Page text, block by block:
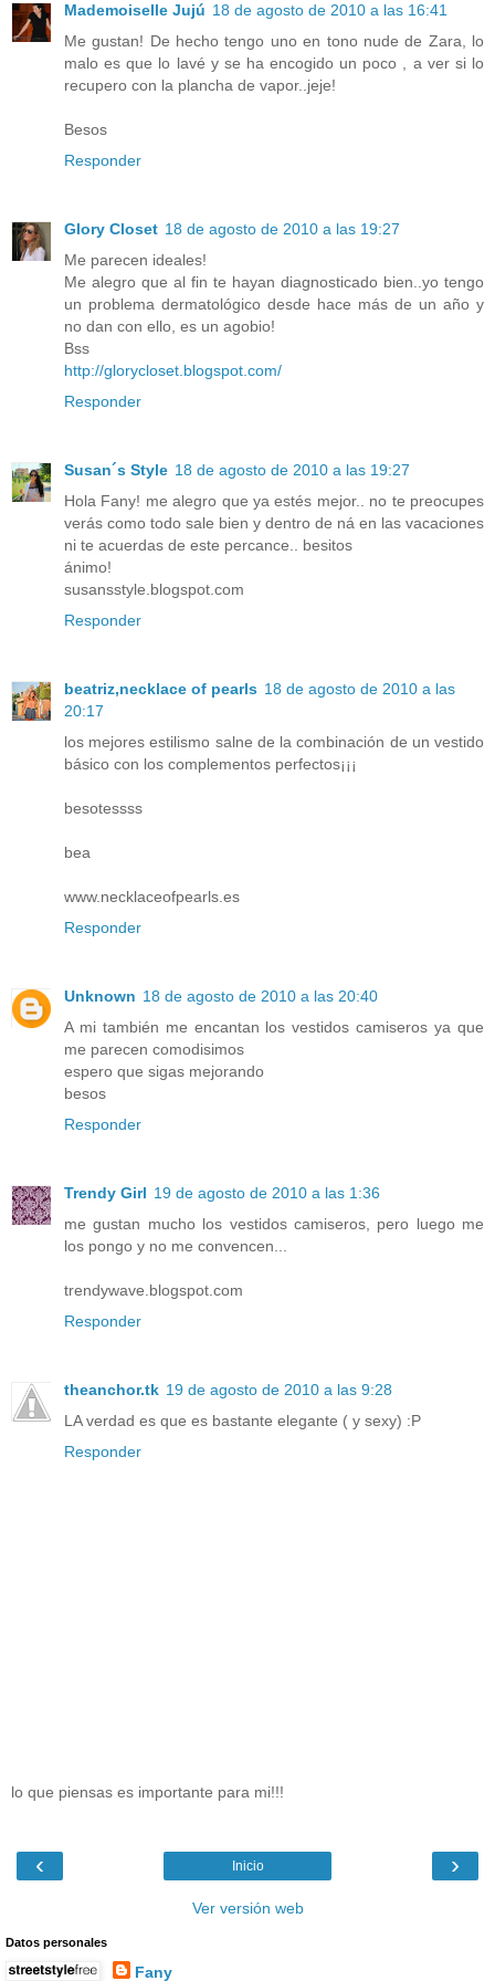
Mademoiselle Jujú 18 de agosto de 2010 a las 16:41
Me gustan! De hecho tengo uno en tono nude de Zara, lo
malo es que lo lavé y se ha encogido un poco , a ver si lo
recupero con la plancha de vapor..jeje!
Besos
Responder
Glory Closet 18 de agosto de 2010 a las 19:27
Me parecen ideales!
Me alegro que al fin te hayan diagnosticado bien..yo tengo
un problema dermatológico desde hace más de un año y
no dan con ello, es un agobio!
Bss
http://glorycloset.blogspot.com/
Responder
Susan´s Style 18 de agosto de 2010 a las 19:27
Hola Fany! me alegro que ya estés mejor.. no te preocupes
verás como todo sale bien y dentro de ná en las vacaciones
ni te acuerdas de este percance.. besitos
ánimo!
susansstyle.blogspot.com
Responder
beatriz,necklace of pearls 18 de agosto de 2010 a las
20:17
los mejores estilismo salne de la combinación de un vestido
básico con los complementos perfectos¡¡¡
besotessss
bea
www.necklaceofpearls.es
Responder
Unknown 18 de agosto de 2010 a las 20:40
A mi también me encantan los vestidos camiseros ya que
me parecen comodisimos
espero que sigas mejorando
besos
Responder
Trendy Girl 19 de agosto de 2010 a las 1:36
me gustan mucho los vestidos camiseros, pero luego me
los pongo y no me convencen...
trendywave.blogspot.com
Responder
theanchor.tk 19 de agosto de 2010 a las 9:28
LA verdad es que es bastante elegante ( y sexy) :P
Responder
lo que piensas es importante para mi!!!
‹ ›
Inicio
Ver versión web
Datos personales
Fany